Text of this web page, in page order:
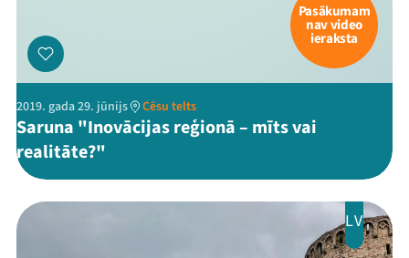
Pasākumam
nav video
ieraksta
2019. gada 29. jūnijs Cēsu telts
Saruna "Inovācijas reģionā – mīts vai
realitāte?"
LV